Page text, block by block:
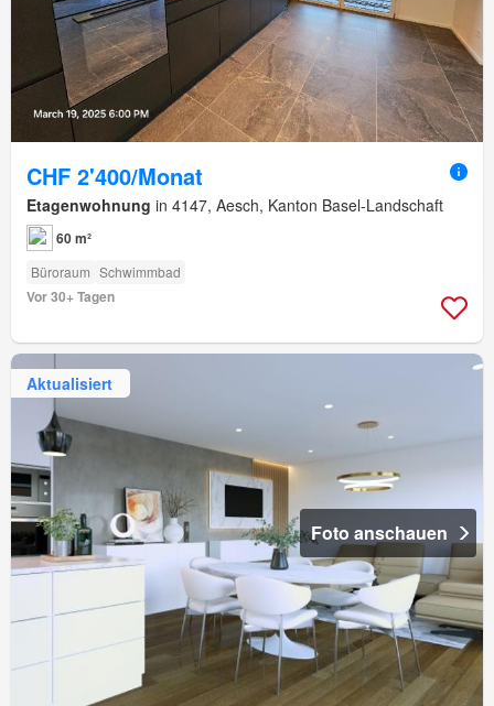
CHF 2'400/Monat
Etagenwohnung in 4147, Aesch, Kanton Basel-Landschaft
60 m²
Büroraum Schwimmbad
Vor 30+ Tagen
Aktualisiert
Foto anschauen